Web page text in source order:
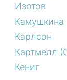
Изотов
Камушкина
Карлсон
Картмелл
Кениг